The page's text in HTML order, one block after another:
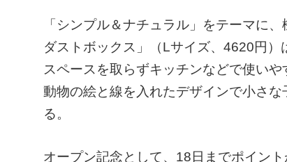
「シンプル＆ナチュラル」をテーマに
ダストボックス」（Lサイズ、4620円
スペースを取らずキッチンなどで使い
動物の絵と線を入れたデザインで小さ
る。
オープン記念として、18日までポイン